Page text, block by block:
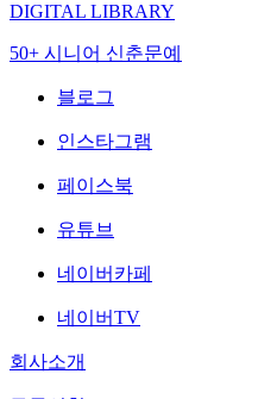
DIGITAL LIBRARY
50+ 시니어 신춘문예
블로그
인스타그램
페이스북
유튜브
네이버카페
네이버TV
회사소개